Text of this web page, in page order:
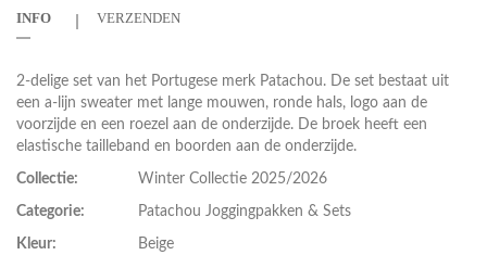
INFO VERZENDEN
2-delige set van het Portugese merk Patachou. De set bestaat uit
een a-lijn sweater met lange mouwen, ronde hals, logo aan de
voorzijde en een roezel aan de onderzijde. De broek heeft een
elastische tailleband en boorden aan de onderzijde.
Collectie: Winter Collectie 2025/2026
Categorie: Patachou Joggingpakken & Sets
Kleur: Beige